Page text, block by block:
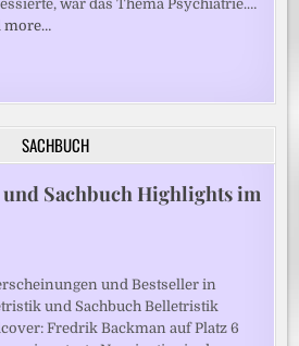
war das Thema Psychiatrie.…
more…
SACHBUCH
Sachbuch Highlights im
und Bestseller in
und Sachbuch Belletristik
Fredrik Backman auf Platz 6